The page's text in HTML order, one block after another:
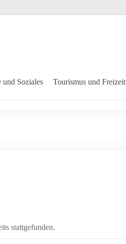
und Soziales Tourismus und Freizeit
stattgefunden.